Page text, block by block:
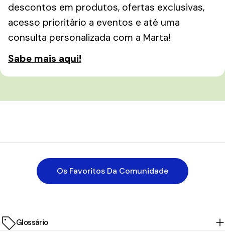
descontos em produtos, ofertas exclusivas,
acesso prioritário a eventos e até uma
consulta personalizada com a Marta!
Sabe mais aqui!
Os Favoritos Da Comunidade
Glossário